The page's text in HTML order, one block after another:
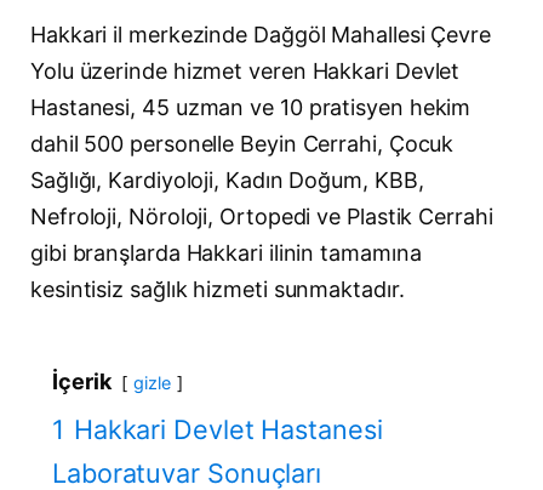
Hakkari il merkezinde Dağgöl Mahallesi Çevre
Yolu üzerinde hizmet veren Hakkari Devlet
Hastanesi, 45 uzman ve 10 pratisyen hekim
dahil 500 personelle Beyin Cerrahi, Çocuk
Sağlığı, Kardiyoloji, Kadın Doğum, KBB,
Nefroloji, Nöroloji, Ortopedi ve Plastik Cerrahi
gibi branşlarda Hakkari ilinin tamamına
kesintisiz sağlık hizmeti sunmaktadır.
İçerik gizle
1 Hakkari Devlet Hastanesi
Laboratuvar Sonuçları